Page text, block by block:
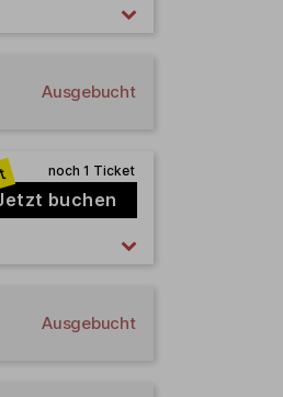
Ausgebucht
buchen
Ausgebucht